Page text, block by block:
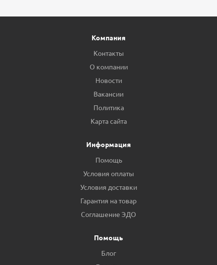
Компания
Контакты
О компании
Новости
Вакансии
Политика
Карта сайта
Информация
Помощь
Условия оплаты
Условия доставки
Гарантия на товар
Соглашение ЭДО
Помощь
Блог